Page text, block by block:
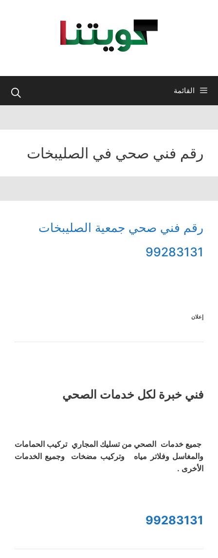
القائمة
رقم فني صحي في الصليبخات
رقم فني صحي جمعية الصليبخات
99283131
إعلان
فني خبرة لكل خدمات الصحي
جميع خدمات الصحي من تسليك المجاري تركيب الحمامات
والمغاسل وفلاتر مياه وتركيب مضخات وجميع الخدمات
الأخرى .
99283131